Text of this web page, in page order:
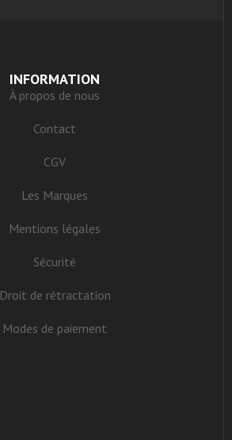
INFORMATION
À propos de nous
Contact
CGV
Les Marques
Mentions légales
Sécurité
Droit de rétractation
Modes de paiement